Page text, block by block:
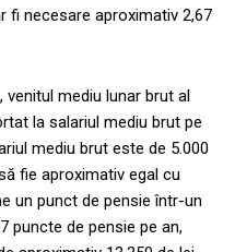
fi necesare aproximativ 2,67
mediu lunar brut al
la salariul mediu brut pe
mediu brut este de 5.000
fie aproximativ egal cu
un punct de pensie într-un
puncte de pensie pe an,